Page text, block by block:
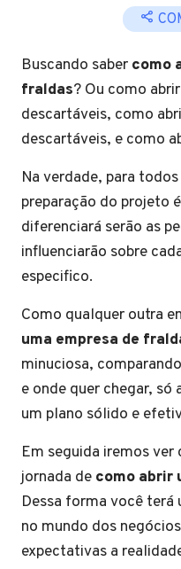
Buscando saber como
fraldas? Ou como
descartáveis, como
descartáveis, e como
Na verdade, para
preparação do projeto
diferenciará serão as
influenciarão sobre
especifico.
Como qualquer outra
uma empresa de
minuciosa,
e onde quer chegar, só
um plano sólido e
Em seguida iremos ver
jornada de como abrir
Dessa forma você terá
no mundo dos
expectativas a